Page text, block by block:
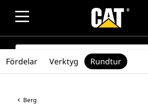
SEARCH
Berg
Fördelar Verktyg Rundtur